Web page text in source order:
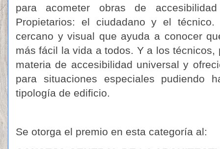
para acometer obras de
Propietarios: el ciudadano y el
cercano y visual que ayuda a conocer
más fácil la vida a todos. Y a los
materia de accesibilidad universal y
para situaciones especiales pudiendo
tipología de edificio.
Se otorga el premio en esta categoría al: